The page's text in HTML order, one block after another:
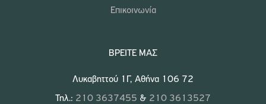
Επικοινωνία
ΒΡΕΊΤΕ ΜΑΣ
Λυκαβηττού 1Γ, Αθήνα 106 72
Τηλ.: 210 3637455 & 210 3613527